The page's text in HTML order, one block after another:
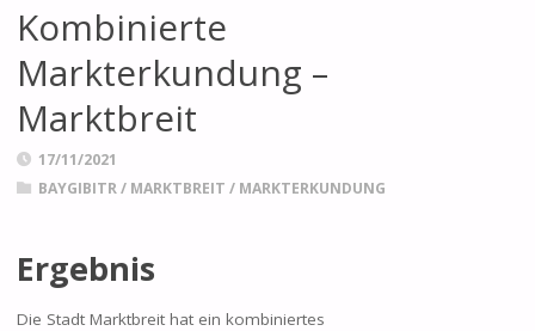
Kombinierte
Markterkundung –
Marktbreit
17/11/2021
BAYGIBITR/ MARKTBREIT / MARKTERKUNDUNG
Ergebnis
Die Stadt Marktbreit hat ein kombiniertes